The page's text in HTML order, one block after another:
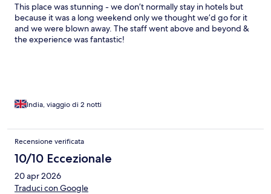
This place was stunning - we don’t normally stay in hotels but
because it was a long weekend only we thought we’d go for it
and we were blown away. The staff went above and beyond &
the experience was fantastic!
India, viaggio di 2 notti
Recensione verificata
10/10 Eccezionale
20 apr 2026
Traduci con Google